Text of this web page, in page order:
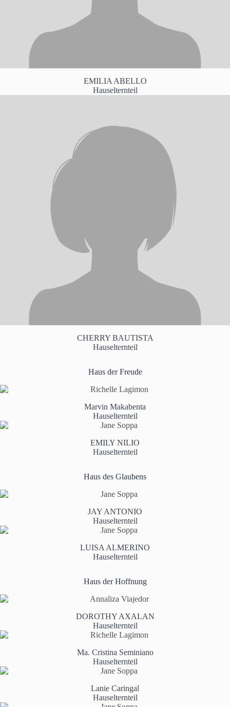
EMILIA ABELLO
Hauselternteil
CHERRY BAUTISTA
Hauselternteil
Haus der Freude
Marvin Makabenta
Hauselternteil
EMILY NILIO
Hauselternteil
Haus des Glaubens
JAY ANTONIO
Hauselternteil
LUISA ALMERINO
Hauselternteil
Haus der Hoffnung
DOROTHY AXALAN
Hauselternteil
Ma. Cristina Seminiano
Hauselternteil
Lanie Caringal
Hauselternteil